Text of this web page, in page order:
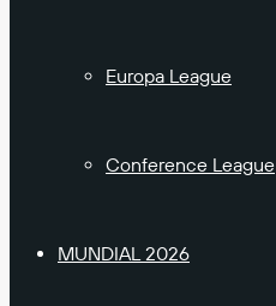
Europa League
Conference League
MUNDIAL 2026